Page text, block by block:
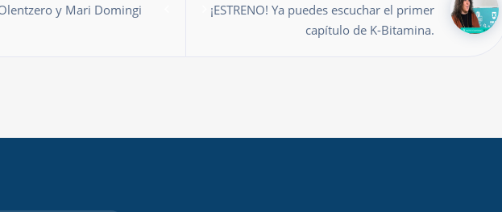
y Mari Domingi
¡ESTRENO! Ya puedes escuchar el primer
capítulo de K-Bitamina.